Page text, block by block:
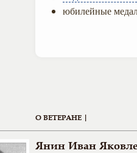
юбилейные
О ВЕТЕРАНЕ |
Янин Иван